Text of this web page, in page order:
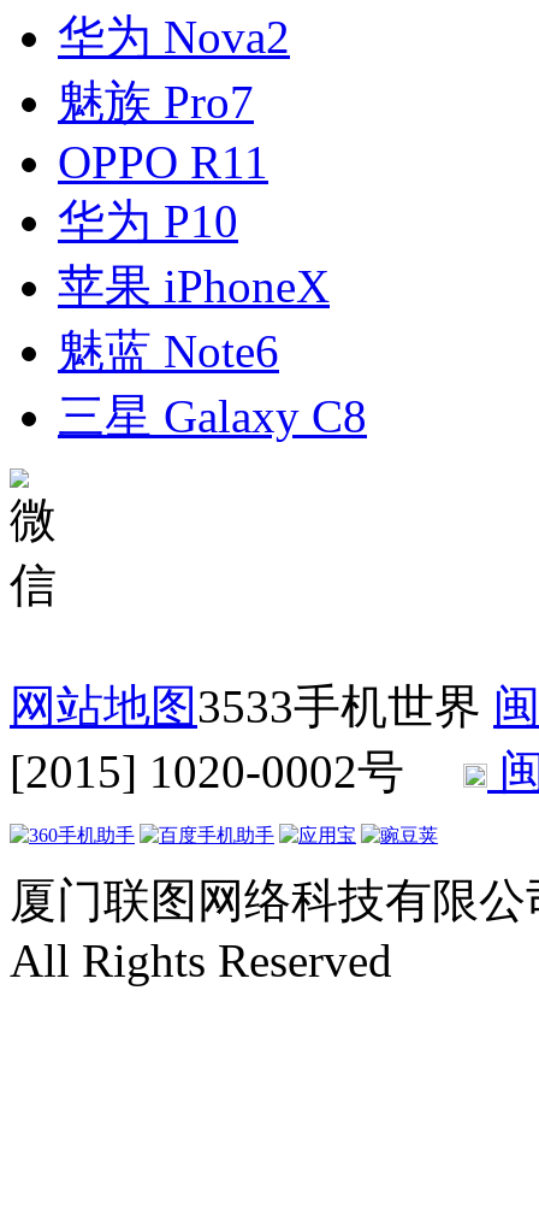
华为 Nova2
魅族 Pro7
OPPO R11
华为 P10
苹果 iPhoneX
魅蓝 Note6
三星 Galaxy C8
网站地图3533手机世界
[2015] 1020-0002号
厦门联图网络科技有限公
All Rights Reserved